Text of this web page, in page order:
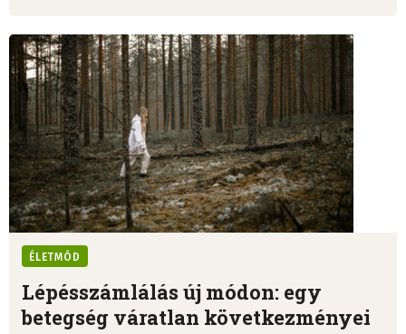
ÉLETMÓD
Lépésszámlálás új módon: egy
betegség váratlan következményei